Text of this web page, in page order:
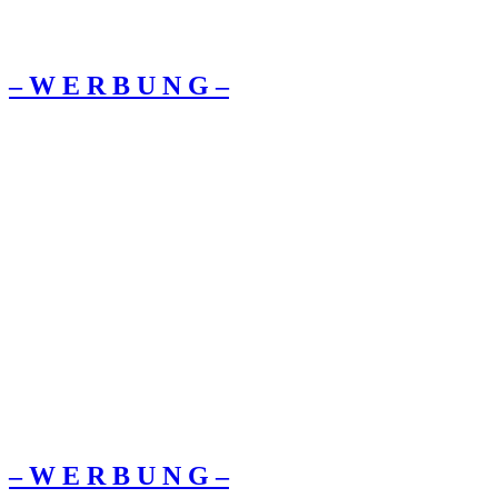
– W Ε R Β U Ν G –
– W Ε R Β U Ν G –